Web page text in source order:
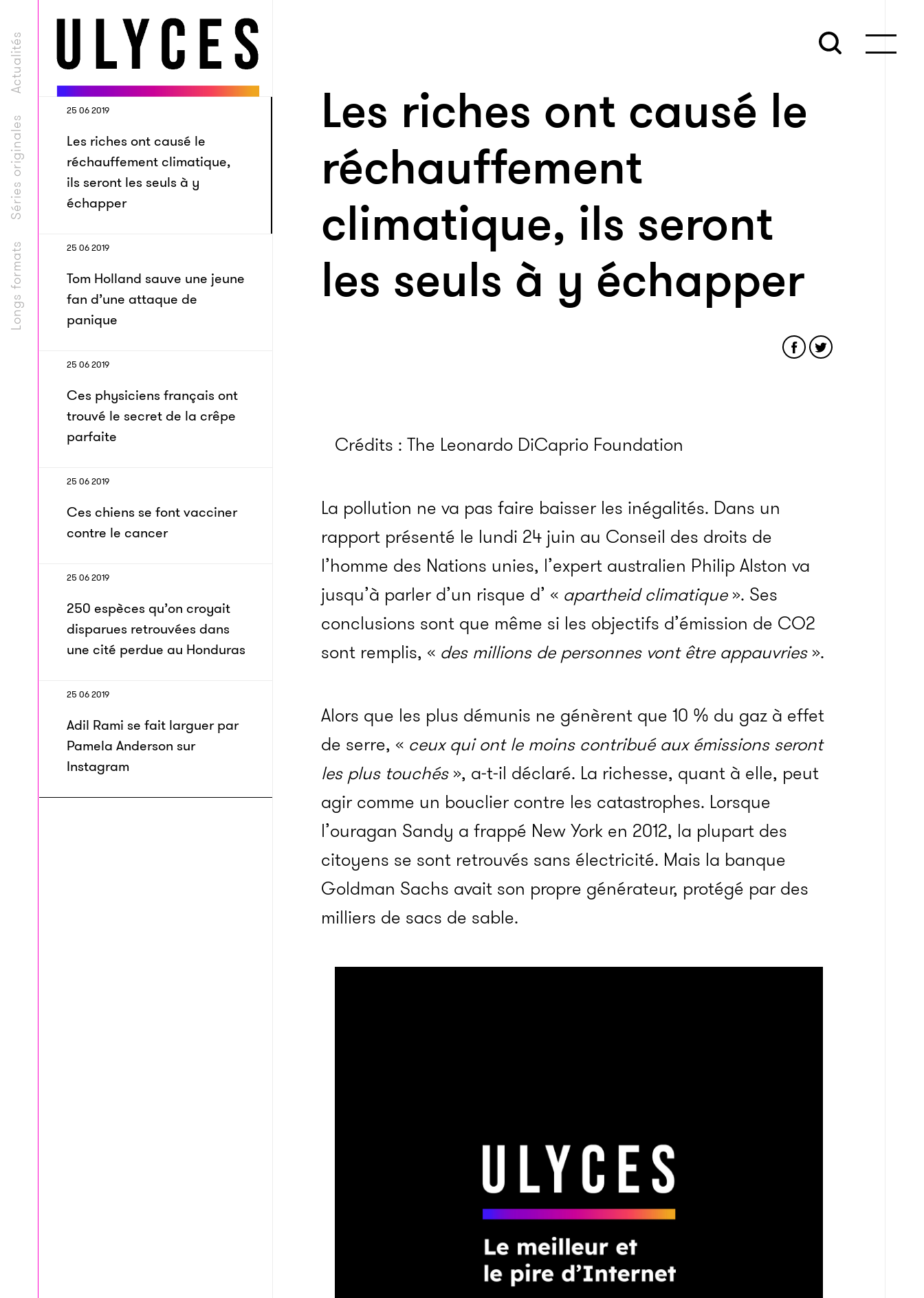
Longs formats
Séries originales
Actualités
25 06 2019
Les riches ont causé le
réchauffement climatique,
ils seront les seuls à y
échapper
25 06 2019
Tom Holland sauve une jeune
fan d’une attaque de
panique
25 06 2019
Ces physiciens français ont
trouvé le secret de la crêpe
parfaite
25 06 2019
Ces chiens se font vacciner
contre le cancer
25 06 2019
250 espèces qu’on croyait
disparues retrouvées dans
une cité perdue au Honduras
25 06 2019
Adil Rami se fait larguer par
Pamela Anderson sur
Instagram
Les riches ont causé le
réchauffement
climatique, ils seront
les seuls à y échapper
Crédits : The Leonardo DiCaprio Foundation
La pollution ne va pas faire baisser les inégalités. Dans un
rapport présenté le lundi 24 juin au Conseil des droits de
l’homme des Nations unies, l’expert australien Philip Alston va
jusqu’à parler d’un risque d’ « apartheid climatique». Ses
conclusions sont que même si les objectifs d’émission de CO2
sont remplis, « des millions de personnes vont être appauvries».
Alors que les plus démunis ne génèrent que 10 % du gaz à effet
de serre, « ceux qui ont le moins contribué aux émissions seront
les plus touchés», a-t-il déclaré. La richesse, quant à elle, peut
agir comme un bouclier contre les catastrophes. Lorsque
l’ouragan Sandy a frappé New York en 2012, la plupart des
citoyens se sont retrouvés sans électricité. Mais la banque
Goldman Sachs avait son propre générateur, protégé par des
milliers de sacs de sable.